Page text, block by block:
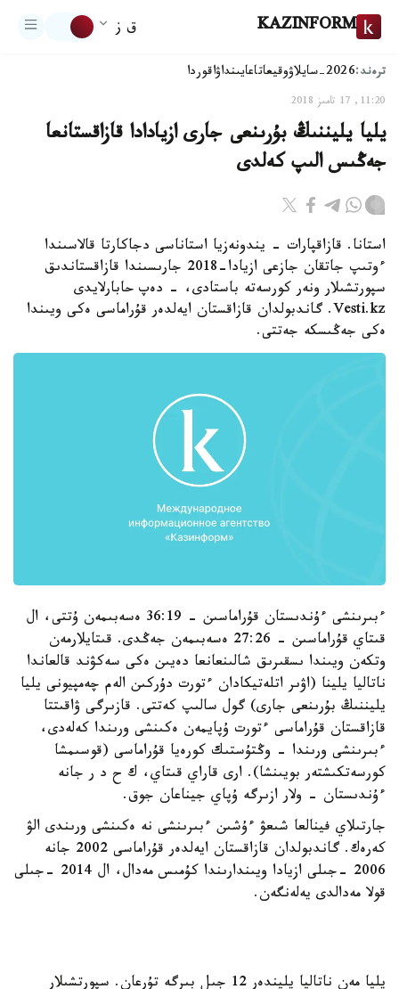
KAZINFORM ق ز
ترەند:2026-سايلاۋ وقيعاتاعايىنداۋاقوردا
11:20, 17 تامىز 2018
يليا يليننىڭ بۇرىنعى جارى ازيادادا قازاقستانعا
جەڭىس الىپ كەلدى
استانا. قازاقپارات - يندونەزيا استاناسى دجاكارتا قالاسىندا
ءوتىپ جاتقان جازعى ازيادا-2018 جارىسىندا قازاقستاندىق
سپورتشىلار ونەر كورسەتە باستادى، - دەپ حابارلايدى
Vesti.kz. گاندبولدان قازاقستان ايەلدەر قۇراماسى ەكى ويىندا
ەكى جەڭىسكە جەتتى.
ءبىرىنشى ءۇندىستان قۇراماسىن - 36:19 ەسەبىمەن ۇتتى، ال
قىتاي قۇراماسىن - 27:26 ەسەبىمەن جەڭدى. قىتايلارمەن
وتكەن ويىندا ىسقىرىق شالىنعانعا دەيىن ەكى سەكۋند قالعاندا
ناتاليا يلينا (اۋىر اتلەتيكادان ءتورت دۇركىن الەم چەمپيونى يليا
يليننىڭ بۇرىنعى جارى) گول سالىپ كەتتى. قازىرگى ۋاقىتتا
قازاقستان قۇراماسى ءتورت ۇپايمەن ەكىنشى ورىندا كەلەدى،
ءبىرىنشى ورىندا - وڭتۇستىك كورەيا قۇراماسى (قوسىمشا
كورسەتكىشتەر بويىنشا). ارى قاراي قىتاي، ك ح د ر جانە
ءۇندىستان - ولار ازىرگە ۇپاي جيناعان جوق.
جارتىلاي فينالعا شىعۋ ءۇشىن ءبىرىنشى نە ەكىنشى ورىندى الۋ
كەرەك. گاندبولدان قازاقستان ايەلدەر قۇراماسى 2002 جانە
2006 -جىلى ازيادا ويىندارىندا كۇمىس مەدال، ال 2014 -جىلى
قولا مەدالدى يەلەنگەن.
يليا مەن ناتاليا يليندەر 12 جىل بىرگە تۇرعان. سپورتشىلار